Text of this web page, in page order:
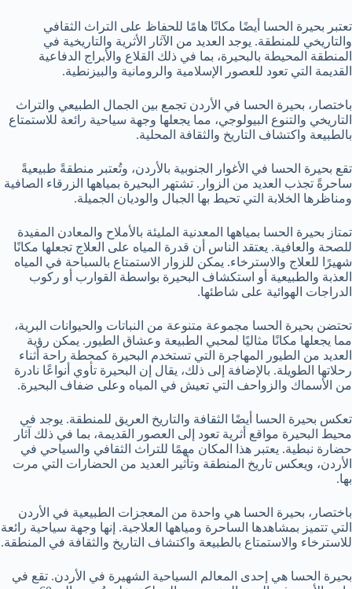
تعتبر بحيرة الحسا أيضًا مكانًا هامًا للحفاظ على التراث الثقافي
والتاريخي للمنطقة. يوجد العديد من الآثار الأثرية والتاريخية في
المنطقة المحيطة بالبحيرة، بما في ذلك القلاع والأبراج الدفاعية
القديمة التي تعود للعصور الإسلامية والرومانية والبيزنطية.
باختصار، بحيرة الحسا في الأردن تجمع بين الجمال الطبيعي والتراث
التاريخي والتنوع البيولوجي، مما يجعلها وجهة سياحية رائعة للاستمتاع
بالطبيعة واكتشاف التاريخ والثقافة المحلية.
تقع بحيرة الحسا في الأغوار الجنوبية بالأردن، وتُعتبر منطقةً طبيعيةً
ساحرةً تجذب العديد من الزوار. تشتهر البحيرة بمياهها الزرقاء الصافية
ومناظرها الخلابة التي تحيط بها الجبال والوديان الجميلة.
تمتاز بحيرة الحسا بمياهها المعدنية المليئة بالأملاح والمعادن المفيدة
للصحة والعافية. يعتقد الناس أن قدرة المياه على العلاج تجعلها مكانًا
شهيرًا للعلاج والاسترخاء. يمكن للزوار الاستمتاع بالسباحة في المياه
العذبة والطبيعية أو استكشاف البحيرة بواسطة القوارب أو ركوب
الدراجات الهوائية على شاطئها.
تحتضن بحيرة الحسا مجموعة متنوعة من النباتات والحيوانات البرية،
مما يجعلها مكانًا مثاليًا لمحبي الطبيعة وعشاق الطيور. يمكن رؤية
العديد من الطيور المهاجرة التي تستخدم البحيرة كمحطة راحة أثناء
رحلاتها الطويلة. بالإضافة إلى ذلك، يقال إن البحيرة تأوي أنواعًا نادرة
من الأسماك والزواحف التي تعيش في المياه وعلى ضفاف البحيرة.
تعكس بحيرة الحسا أيضًا الثقافة والتاريخ العريق للمنطقة. يوجد في
محيط البحيرة مواقع أثرية تعود إلى العصور القديمة، بما في ذلك آثار
حضارة نبطية. يعتبر هذا المكان مهمًا للتراث الثقافي والسياحي في
الأردن، ويعكس تاريخ المنطقة وتأثير العديد من الحضارات التي مرت
بها.
باختصار، بحيرة الحسا هي واحدة من المعجزات الطبيعية في الأردن
التي تتميز بمشاهدها الساحرة ومياهها العلاجية. إنها وجهة سياحية رائعة
للاسترخاء والاستمتاع بالطبيعة واكتشاف التاريخ والثقافة في المنطقة.
بحيرة الحسا هي إحدى المعالم السياحية الشهيرة في الأردن. تقع في